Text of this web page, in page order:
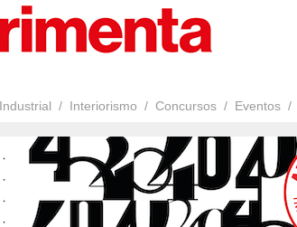
Industrial Interiorismo Concursos Eventos